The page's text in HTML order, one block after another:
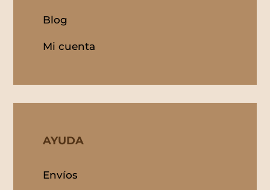
Blog
Mi cuenta
AYUDA
Envíos